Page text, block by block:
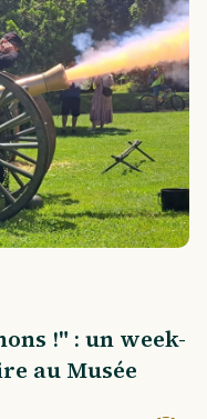
!" : un week-
au Musée